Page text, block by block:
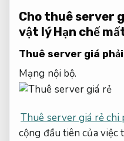
Cho thuê server
vật lý Hạn chế
Thuê server giá
Mạng nội bộ.
Thuê server giá rẻ chi
cộng đầu tiên của